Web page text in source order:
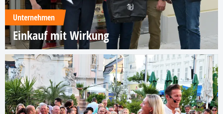
Unternehmen
Einkauf mit Wirkung